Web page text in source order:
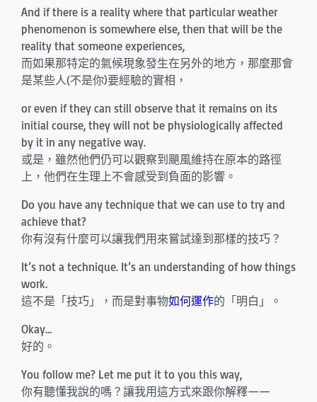
And if there is a reality where that particular weather
phenomenon is somewhere else, then that will be the
reality that someone experiences,
而如果那特定的氣候現象發生在另外的地方，那麼那會
是某些人(不是你)要經驗的實相，
or even if they can still observe that it remains on its
initial course, they will not be physiologically affected
by it in any negative way.
或是，雖然他們仍可以觀察到颶風維持在原本的路徑
上，他們在生理上不會感受到負面的影響。
Do you have any technique that we can use to try and
achieve that?
你有沒有什麼可以讓我們用來嘗試達到那樣的技巧？
It’s not a technique. It’s an understanding of how things
work.
這不是「技巧」，而是對事物如何運作的「明白」。
Okay…
好的。
You follow me? Let me put it to you this way,
你有聽懂我說的嗎？讓我用這方式來跟你解釋——